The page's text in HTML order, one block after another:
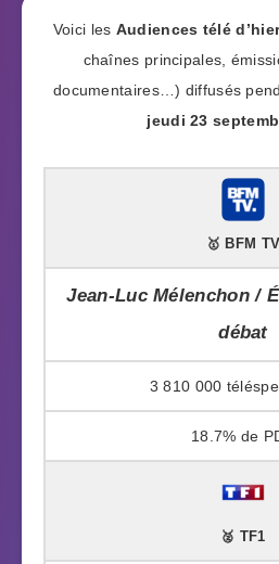
Voici les Audiences télé
chaînes principales,
documentaires…) diffusés
jeudi 23
🥇 BFM TV
Jean-Luc Mélenchon /
débat
3 810 000
18.7%
🥈 TF1